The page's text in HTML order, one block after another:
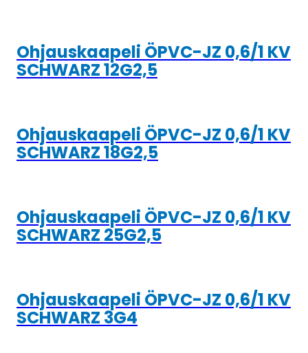
Ohjauskaapeli ÖPVC-JZ 0,6/1 KV
SCHWARZ 12G2,5
Ohjauskaapeli ÖPVC-JZ 0,6/1 KV
SCHWARZ 18G2,5
Ohjauskaapeli ÖPVC-JZ 0,6/1 KV
SCHWARZ 25G2,5
Ohjauskaapeli ÖPVC-JZ 0,6/1 KV
SCHWARZ 3G4